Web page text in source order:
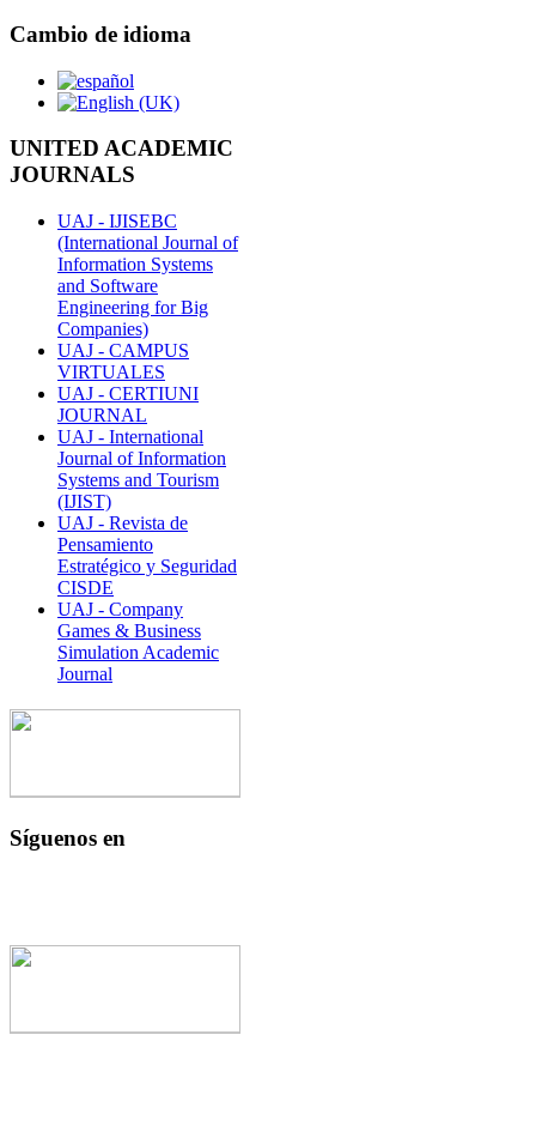
Cambio de idioma
UNITED ACADEMIC
JOURNALS
UAJ - IJISEBC
(International Journal of
Information Systems
and Software
Engineering for Big
Companies)
UAJ - CAMPUS
VIRTUALES
UAJ - CERTIUNI
JOURNAL
UAJ - International
Journal of Information
Systems and Tourism
(IJIST)
UAJ - Revista de
Pensamiento
Estratégico y Seguridad
CISDE
UAJ - Company
Games & Business
Simulation Academic
Journal
Síguenos en